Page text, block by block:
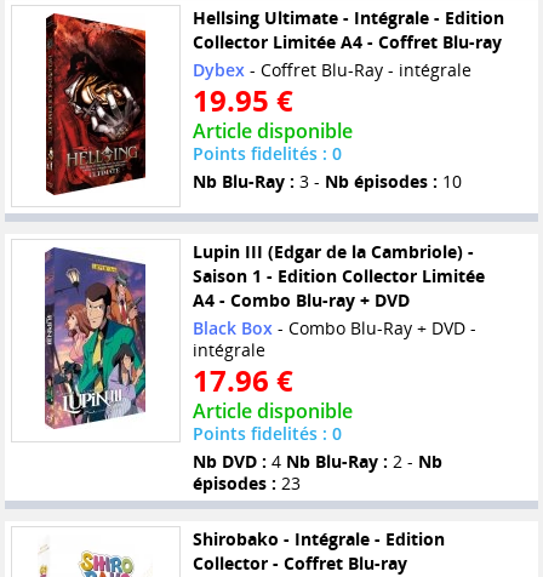
Hellsing Ultimate - Intégrale - Edition
Collector Limitée A4 - Coffret Blu-ray
Dybex- Coffret Blu-Ray - intégrale
19.95 €
Article disponible
Points fidelités : 0
Nb Blu-Ray : 3 - Nb épisodes : 10
Lupin III (Edgar de la Cambriole) -
Saison 1 - Edition Collector Limitée
A4 - Combo Blu-ray + DVD
Black Box- Combo Blu-Ray + DVD -
intégrale
17.96 €
Article disponible
Points fidelités : 0
Nb DVD : 4 Nb Blu-Ray : 2 - Nb
épisodes : 23
Shirobako - Intégrale - Edition
Collector - Coffret Blu-ray